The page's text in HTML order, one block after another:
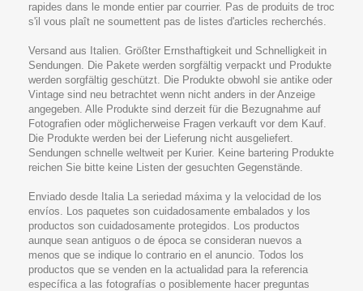
rapides dans le monde entier par courrier. Pas de produits de troc
s'il vous plaît ne soumettent pas de listes d'articles recherchés.
Versand aus Italien. Größter Ernsthaftigkeit und Schnelligkeit in
Sendungen. Die Pakete werden sorgfältig verpackt und Produkte
werden sorgfältig geschützt. Die Produkte obwohl sie antike oder
Vintage sind neu betrachtet wenn nicht anders in der Anzeige
angegeben. Alle Produkte sind derzeit für die Bezugnahme auf
Fotografien oder möglicherweise Fragen verkauft vor dem Kauf.
Die Produkte werden bei der Lieferung nicht ausgeliefert.
Sendungen schnelle weltweit per Kurier. Keine bartering Produkte
reichen Sie bitte keine Listen der gesuchten Gegenstände.
Enviado desde Italia La seriedad máxima y la velocidad de los
envíos. Los paquetes son cuidadosamente embalados y los
productos son cuidadosamente protegidos. Los productos
aunque sean antiguos o de época se consideran nuevos a
menos que se indique lo contrario en el anuncio. Todos los
productos que se venden en la actualidad para la referencia
específica a las fotografías o posiblemente hacer preguntas